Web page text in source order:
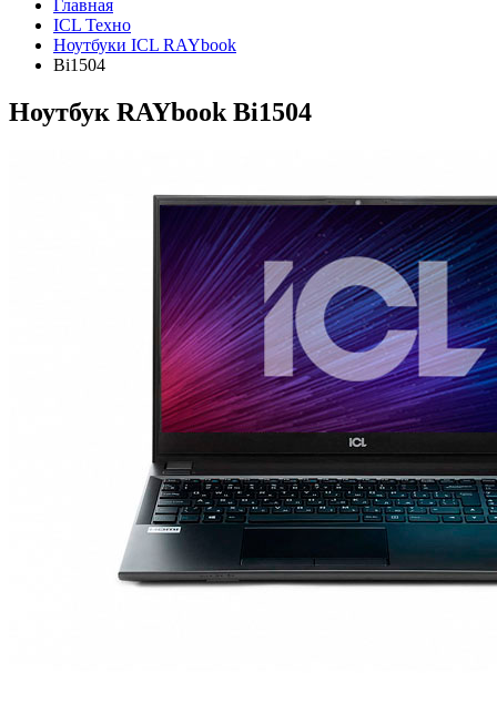
Главная
ICL Техно
Ноутбуки ICL RAYbook
Bi1504
Ноутбук RAYbook Bi1504